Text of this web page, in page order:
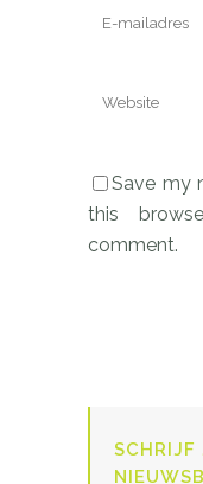
Save my
this
comment.
SCHRIJF